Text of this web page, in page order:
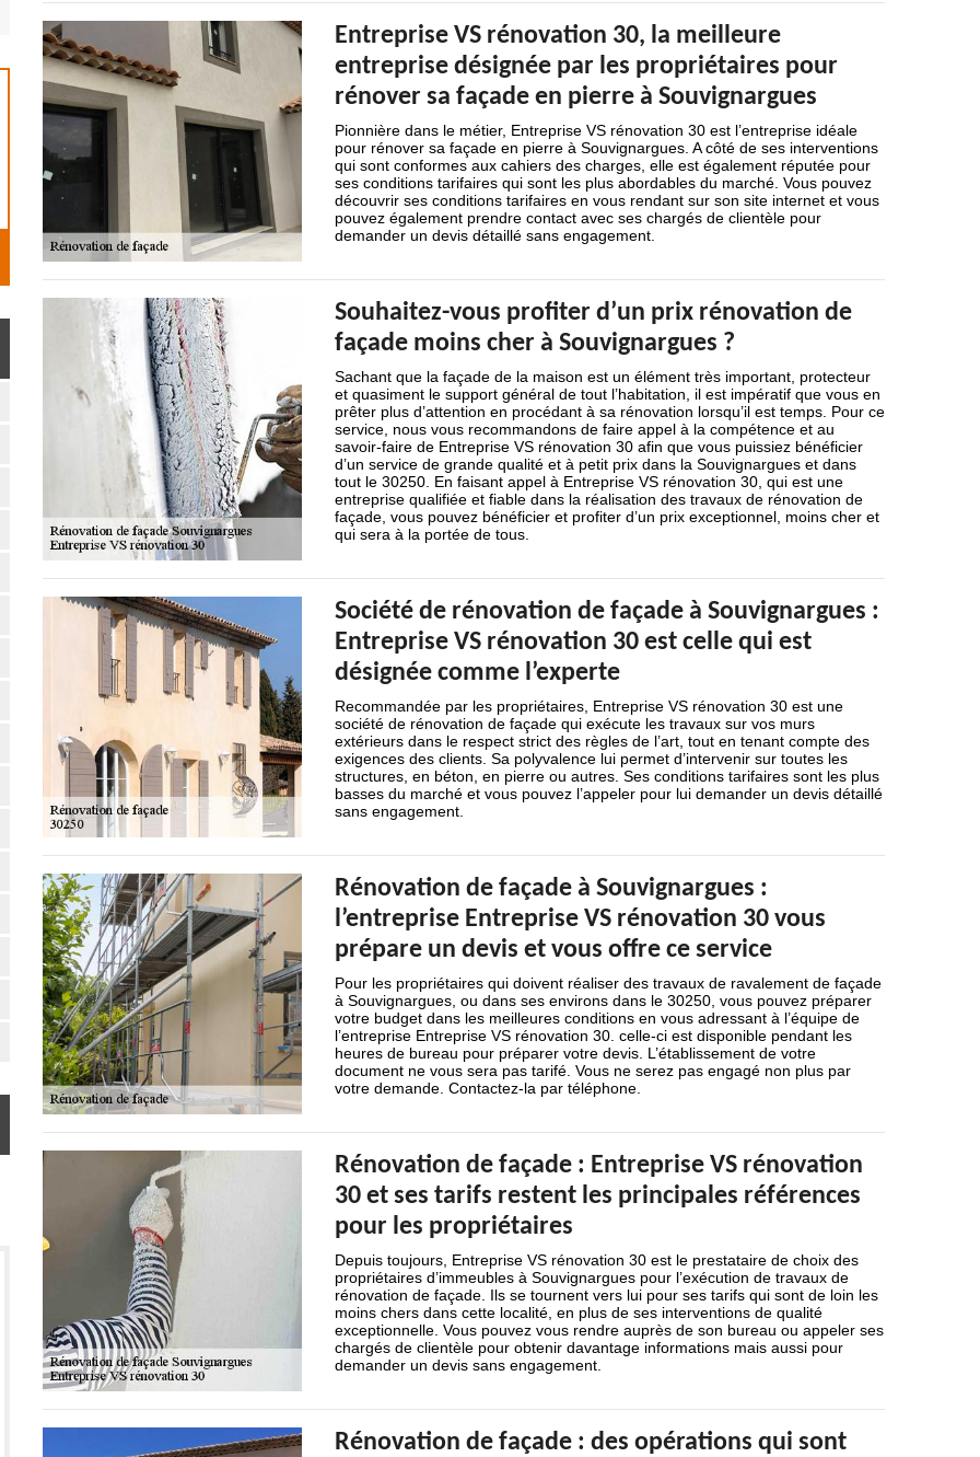
Entreprise VS rénovation 30, la meilleure
entreprise désignée par les propriétaires pour
rénover sa façade en pierre à Souvignargues
Pionnière dans le métier, Entreprise VS rénovation 30 est l’entreprise idéale
pour rénover sa façade en pierre à Souvignargues. A côté de ses interventions
qui sont conformes aux cahiers des charges, elle est également réputée pour
ses conditions tarifaires qui sont les plus abordables du marché. Vous pouvez
découvrir ses conditions tarifaires en vous rendant sur son site internet et vous
pouvez également prendre contact avec ses chargés de clientèle pour
demander un devis détaillé sans engagement.
Souhaitez-vous profiter d’un prix rénovation de
façade moins cher à Souvignargues ?
Sachant que la façade de la maison est un élément très important, protecteur
et quasiment le support général de tout l’habitation, il est impératif que vous en
prêter plus d’attention en procédant à sa rénovation lorsqu’il est temps. Pour ce
service, nous vous recommandons de faire appel à la compétence et au
savoir-faire de Entreprise VS rénovation 30 afin que vous puissiez bénéficier
d’un service de grande qualité et à petit prix dans la Souvignargues et dans
tout le 30250. En faisant appel à Entreprise VS rénovation 30, qui est une
entreprise qualifiée et fiable dans la réalisation des travaux de rénovation de
façade, vous pouvez bénéficier et profiter d’un prix exceptionnel, moins cher et
qui sera à la portée de tous.
Société de rénovation de façade à Souvignargues :
Entreprise VS rénovation 30 est celle qui est
désignée comme l’experte
Recommandée par les propriétaires, Entreprise VS rénovation 30 est une
société de rénovation de façade qui exécute les travaux sur vos murs
extérieurs dans le respect strict des règles de l’art, tout en tenant compte des
exigences des clients. Sa polyvalence lui permet d’intervenir sur toutes les
structures, en béton, en pierre ou autres. Ses conditions tarifaires sont les plus
basses du marché et vous pouvez l’appeler pour lui demander un devis détaillé
sans engagement.
Rénovation de façade à Souvignargues :
l’entreprise Entreprise VS rénovation 30 vous
prépare un devis et vous offre ce service
Pour les propriétaires qui doivent réaliser des travaux de ravalement de façade
à Souvignargues, ou dans ses environs dans le 30250, vous pouvez préparer
votre budget dans les meilleures conditions en vous adressant à l’équipe de
l’entreprise Entreprise VS rénovation 30. celle-ci est disponible pendant les
heures de bureau pour préparer votre devis. L’établissement de votre
document ne vous sera pas tarifé. Vous ne serez pas engagé non plus par
votre demande. Contactez-la par téléphone.
Rénovation de façade : Entreprise VS rénovation
30 et ses tarifs restent les principales références
pour les propriétaires
Depuis toujours, Entreprise VS rénovation 30 est le prestataire de choix des
propriétaires d’immeubles à Souvignargues pour l’exécution de travaux de
rénovation de façade. Ils se tournent vers lui pour ses tarifs qui sont de loin les
moins chers dans cette localité, en plus de ses interventions de qualité
exceptionnelle. Vous pouvez vous rendre auprès de son bureau ou appeler ses
chargés de clientèle pour obtenir davantage informations mais aussi pour
demander un devis sans engagement.
Rénovation de façade : des opérations qui sont